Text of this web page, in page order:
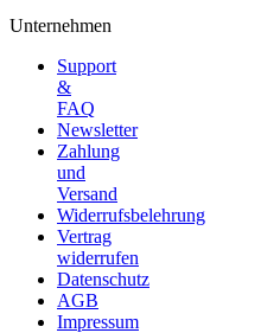
Unternehmen
Support
&
FAQ
Newsletter
Zahlung
und
Versand
Widerrufsbelehrung
Vertrag
widerrufen
Datenschutz
AGB
Impressum